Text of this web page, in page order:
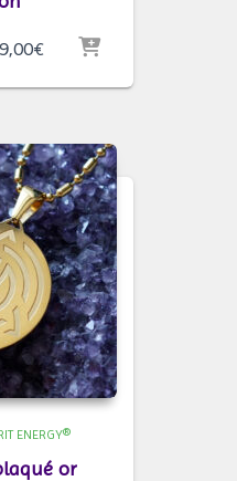
€Plage
prix :
à
289,00€
ENERGY®
or